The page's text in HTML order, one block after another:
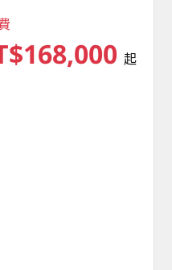
起